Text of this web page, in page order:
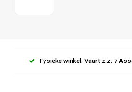
Fysieke winkel: Vaart z.z. 7